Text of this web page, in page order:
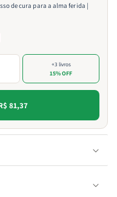
de cura para a alma ferida |
+3 livros
15% OFF
81,37